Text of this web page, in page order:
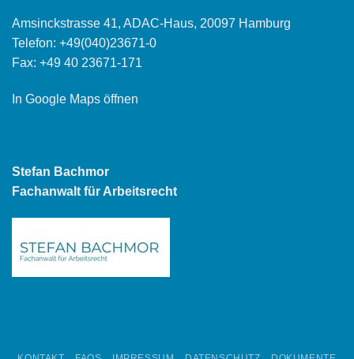
Amsinckstrasse 41, ADAC-Haus, 20097 Hamburg
Telefon: +49(040)23671-0
Fax: +49 40 23671-171
In Google Maps öffnen
Stefan Bachmor
Fachanwalt für Arbeitsrecht